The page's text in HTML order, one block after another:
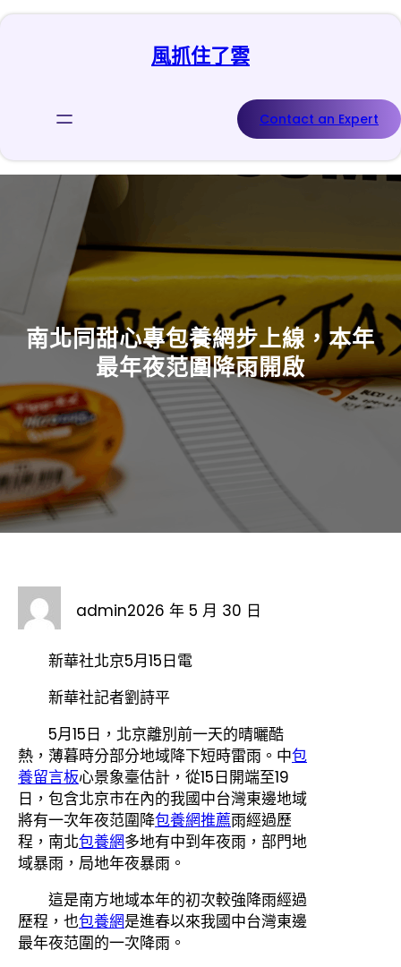
跳
風抓住了雲
Contact an Expert
南北同甜心專包養網步上線，本年
最年夜范圍降雨開啟
admin2026 年 5 月 30 日
新華社北京5月15日電
新華社記者劉詩平
5月15日，北京離別前一天的晴曬酷
熱，薄暮時分部分地域降下短時雷雨。中包
養留言板心景象臺估計，從15日開端至19
日，包含北京市在內的我國中台灣東邊地域
將有一次年夜范圍降包養網推薦雨經過歷
程，南北包養網多地有中到年夜雨，部門地
域暴雨，局地年夜暴雨。
這是南方地域本年的初次較強降雨經過
歷程，也包養網是進春以來我國中台灣東邊
最年夜范圍的一次降雨。